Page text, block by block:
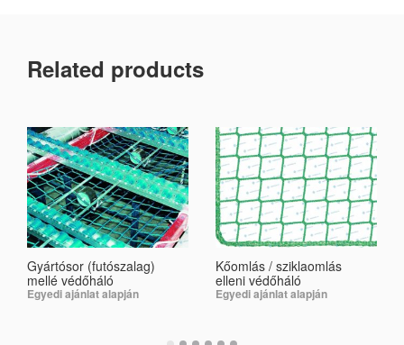
Related products
Gyártósor (futószalag)
mellé védőháló
Egyedi ajánlat alapján
Kőomlás / sziklaomlás
elleni védőháló
Egyedi ajánlat alapján